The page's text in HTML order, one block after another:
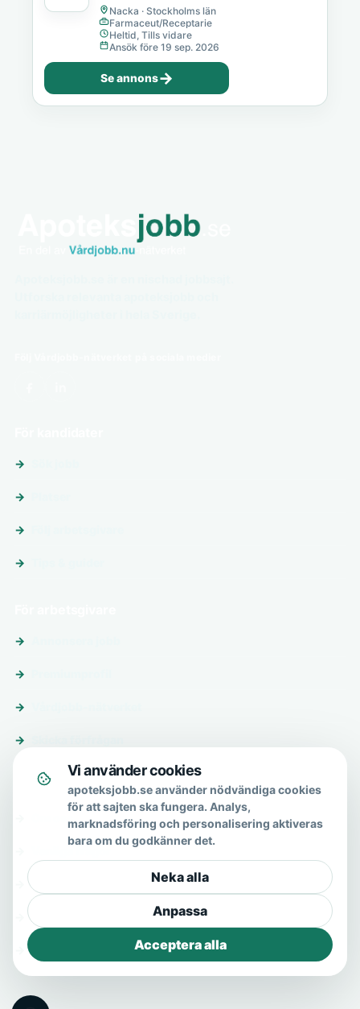
Nacka · Stockholms län
Farmaceut/Receptarie
Heltid, Tills vidare
Ansök före 19 sep. 2026
Se annons→
Om & hjälp
Vi använder cookies
apoteksjobb.se använder nödvändiga cookies
för att sajten ska fungera. Analys,
marknadsföring och personalisering aktiveras
bara om du godkänner det.
Neka alla
Anpassa
Acceptera alla